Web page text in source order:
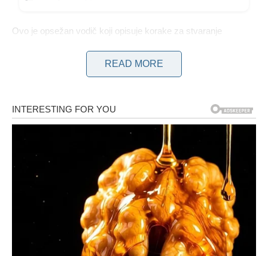
Ovo je opsežan vodič koji opisuje korake za stvaranje
čišćenje kako bi se poboljšali njezini učinci.
Recept i komponente za kremu od đumbira koja pomaže u
POTREBNI SASTOJCI:
– Svježi đumbir (150 g)
– Ružina vodica (50 ml)
– kukuruzni škrob (1 žlica)
– Aloe vera gel (100 g)
– ulje slatkog badema (1 žličica)
Koraci pripreme:
READ MORE